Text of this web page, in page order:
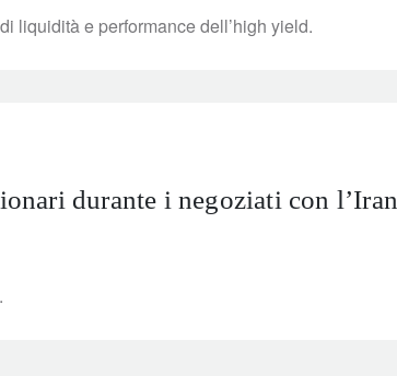
liquidità e performance dell’high yield.
durante i negoziati con l’Iran